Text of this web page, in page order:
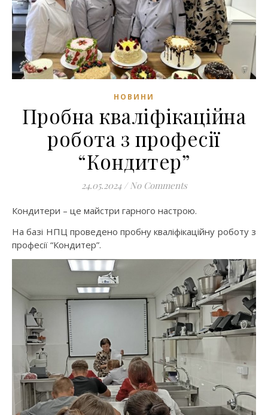
НОВИНИ
Пробна кваліфікаційна
робота з професії
“Кондитер”
24.05.2024 / No Comments
Кондитери – це майстри гарного настрою.
На базі НПЦ проведено пробну кваліфікаційну роботу з
професії “Кондитер”.